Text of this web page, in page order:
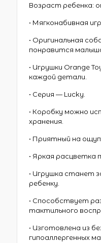
Возраст ребенка:
• Мягконабивная
• Оригинальная
понравится
• Игрушки Orange
каждой детали.
• Серия — Lucky.
• Коробку можно
хранения.
• Приятный на
• Яркая расцветка
• Игрушка станет
ребенку.
• Способствует
тактильного
• Изготовлена из
гипоаллергенных